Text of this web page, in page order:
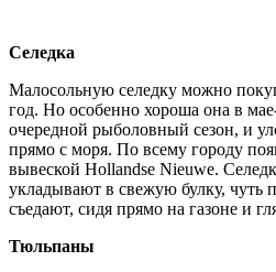
Селедка
Малосольную селедку можно
год. Но особенно хороша она в
очередной рыболовный сезон, и
прямо с моря. По всему городу
вывеской Hollandse Nieuwe.
укладывают в свежую булку, чуть
съедают, сидя прямо на газоне и
Тюльпаны